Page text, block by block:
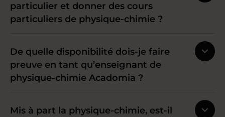
particulier et donner des cours
particuliers de physique-chimie ?
De quelle disponibilité dois-je faire
preuve en tant qu’enseignant de
physique-chimie Acadomia ?
Mis à part la physique-chimie, est-il